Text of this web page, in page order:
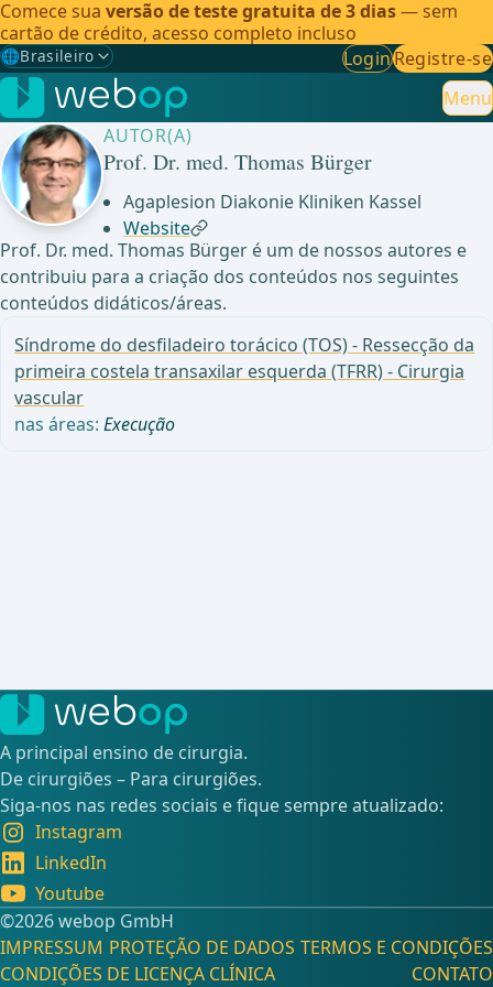
Comece sua versão de teste gratuita de 3 dias— sem
cartão de crédito, acesso completo incluso
🌐Brasileiro
Gewählte Sprache: Brasileiro
🇩🇪 Alemão
🇬🇧Inglês
🇪🇸Espanhol
🇧🇷Brasileiro ✓
LoginRegistre-se
Menu
AUTOR(A)
Prof. Dr. med. Thomas Bürger
Agaplesion Diakonie Kliniken Kassel
Website
Prof. Dr. med. Thomas Bürger é um de nossos autores e
contribuiu para a criação dos conteúdos nos seguintes
conteúdos didáticos/áreas.
Síndrome do desfiladeiro torácico (TOS) - Ressecção da
primeira costela transaxilar esquerda (TFRR) - Cirurgia
vascular
nas áreas:Execução
A principal ensino de cirurgia.
De cirurgiões – Para cirurgiões.
Siga-nos nas redes sociais e fique sempre atualizado:
Instagram
LinkedIn
Youtube
©️2026 webop GmbH
IMPRESSUM PROTEÇÃO DE DADOS TERMOS E CONDIÇÕES
CONDIÇÕES DE LICENÇA CLÍNICA
CONTATO